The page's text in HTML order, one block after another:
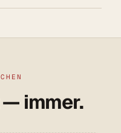
immer.